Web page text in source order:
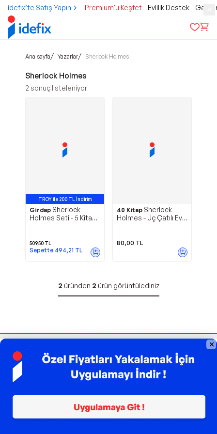
idefix’te Satış Yapın Premium'u Keşfet Evlilik Destek
Ana sayfa/ Yazarlar/ Sherlock Holmes
Sherlock Holmes
2 sonuç listeleniyor
TROY ile 200 TL İndirim
Girdap Sherlock
Holmes Seti - 5 Kitap
509,50 TL
Sepette 494,21 TL
40 Kitap Sherlock
Holmes - Üç Çatılı Ev -
80,00 TL
2 üründen 2 ürün görüntülediniz
Bizi Takip Edin